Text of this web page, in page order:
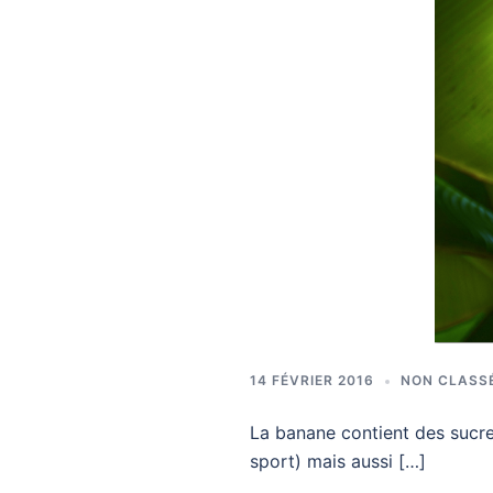
14 FÉVRIER 2016 NON
La banane contient des
sport) mais aussi […]